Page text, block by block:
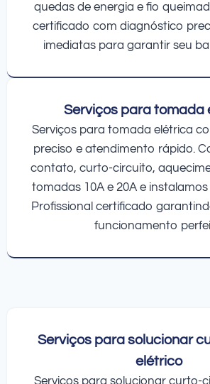
quedas de energia e fio
certificado com diagnóstico
imediatas para garantir seu
Serviços para tomada
Serviços para tomada elétrica
preciso e atendimento rápido.
contato, curto-circuito,
tomadas 10A e 20A e
Profissional certificado
funcionamento
Serviços para solucionar
elétrico
Serviços para solucionar curto-